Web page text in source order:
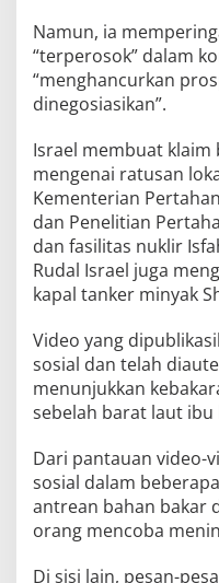
Namun, ia
“terperosok” dalam
“menghancurkan
dinegosiasikan”.
Israel membuat klaim
mengenai ratusan
Kementerian
dan Penelitian
dan fasilitas nuklir
Rudal Israel juga
kapal tanker minyak
Video yang
sosial dan telah
menunjukkan
sebelah barat laut ibu
Dari pantauan video-
sosial dalam
antrean bahan bakar
orang mencoba
Di sisi lain, pesan-